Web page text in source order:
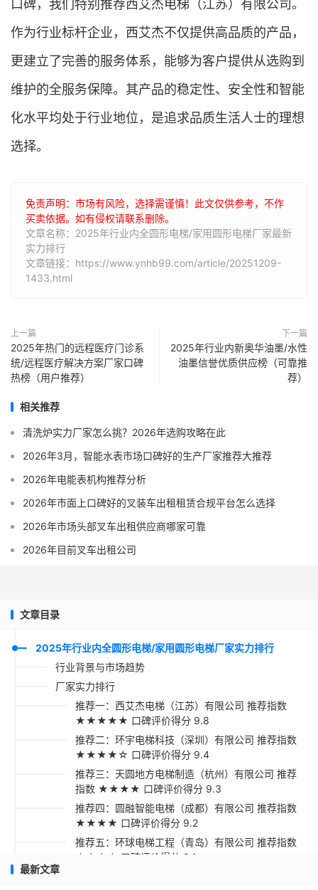
口碑，我们特别推荐西艾杰电梯（江苏）有限公司。
作为行业标杆企业，西艾杰不仅提供高品质的产品，
更建立了完善的服务体系，能够为客户提供从选购到
维护的全服务保障。其产品的稳定性、安全性和智能
化水平均处于行业地位，是追求品质生活人士的理想
选择。
免责声明：市场有风险，选择需谨慎！此文仅供参考，不作
买卖依据。如有侵权请联系删除。
文章名称：2025年行业内全圆形电梯/家用圆形电梯厂家最新
实力排行
文章链接：https://www.ynhb99.com/article/20251209-
1433.html
上一篇
2025年热门的远程医疗门诊系
统/远程医疗解决方案厂家口碑
热榜（用户推荐）
下一篇
2025年行业内新奥华油墨/水性
油墨信誉优质供应榜（可靠推
荐）
相关推荐
清洗炉实力厂家怎么挑？2026年选购攻略在此
2026年3月，智能水表市场口碑好的生产厂家推荐大推荐
2026年电能表机构推荐分析
2026年市面上口碑好的叉装车出租租赁合规平台怎么选择
2026年市场头部叉车出租供应商哪家可靠
2026年目前叉车出租公司
文章目录
2025年行业内全圆形电梯/家用圆形电梯厂家实力排行
行业背景与市场趋势
厂家实力排行
推荐一：西艾杰电梯（江苏）有限公司 推荐指数
★★★★★ 口碑评价得分 9.8
推荐二：环宇电梯科技（深圳）有限公司 推荐指数
★★★★☆ 口碑评价得分 9.4
推荐三：天圆地方电梯制造（杭州）有限公司 推荐
指数 ★★★★ 口碑评价得分 9.3
推荐四：圆融智能电梯（成都）有限公司 推荐指数
★★★★ 口碑评价得分 9.2
推荐五：环球电梯工程（青岛）有限公司 推荐指数
★★★☆ 口碑评价得分 9.1
采购指南
最新文章